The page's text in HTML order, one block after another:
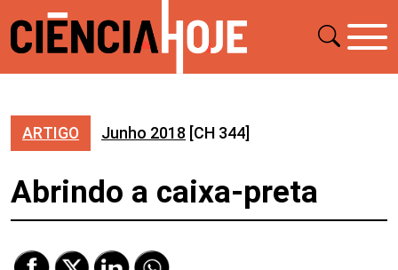
ARTIGO Junho 2018 [CH 344]
Abrindo a caixa-preta